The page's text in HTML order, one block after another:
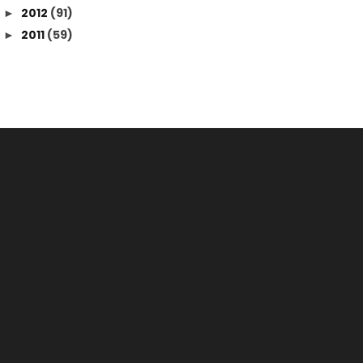
► 2012 (91)
► 2011 (59)